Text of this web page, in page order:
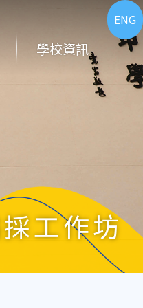
ENG
學校資訊
工作坊